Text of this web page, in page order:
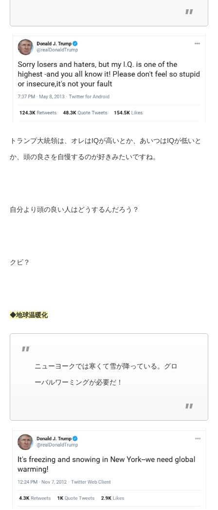
トランプ大統領は、オレはIQが高いとか、あいつはIQが低いと
か、頭の良さを自慢するのが好きみたいですね。
自分より頭の良い人はどうするんだろう？
クビ？
◆地球温暖化
ニューヨークでは寒くて雪が降っている。グロ
ーバルワーミングが必要だ！